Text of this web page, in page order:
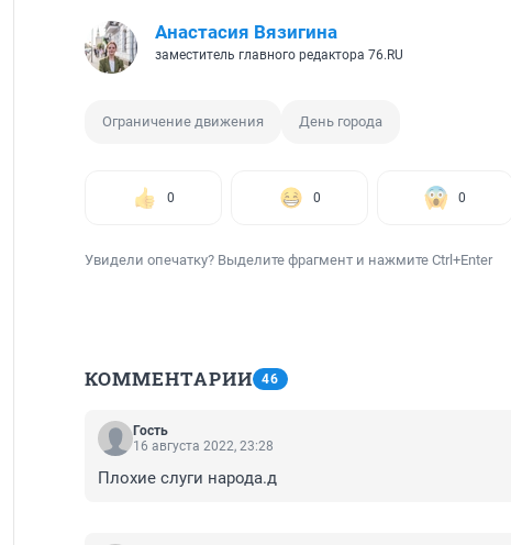
Анастасия Вязигина
заместитель главного редактора 76.RU
Ограничение движения День города
0 0 0
Увидели опечатку? Выделите фрагмент и нажмите Ctrl+Enter
КОММЕНТАРИИ 46
Гость
16 августа 2022, 23:28
Плохие слуги народа.д